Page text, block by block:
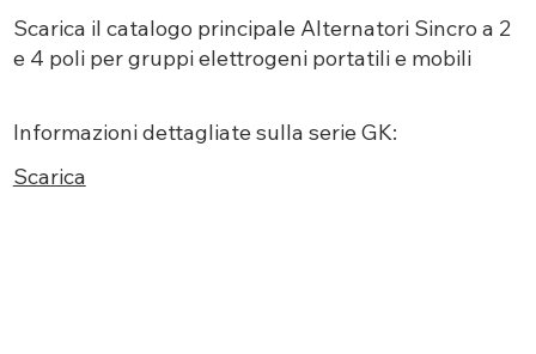
Scarica il catalogo principaleAlternatori Sincro a 2
e 4 poli per gruppi elettrogeni portatili e mobili
Informazioni dettagliate sulla serie GK:
Scarica